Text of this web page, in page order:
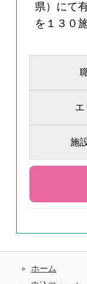
県）にて
を１３０
エ
施
ホーム